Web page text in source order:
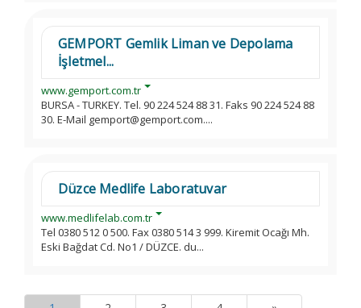
GEMPORT Gemlik Liman ve Depolama
İşletmel...
www.gemport.com.tr
BURSA - TURKEY. Tel. 90 224 524 88 31. Faks 90 224 524 88
30. E-Mail gemport@gemport.com....
Düzce Medlife Laboratuvar
www.medlifelab.com.tr
Tel 0380 512 0 500. Fax 0380 514 3 999. Kiremit Ocağı Mh.
Eski Bağdat Cd. No1 / DÜZCE. du...